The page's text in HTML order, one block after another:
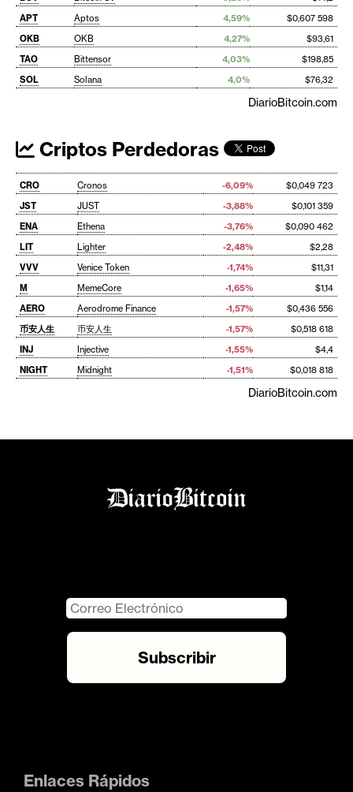
APT
Aptos 4,59%
$0,607 598
OKB
OKB 4,27%
$93,61
TAO
Bittensor 4,03%
$198,85
SOL
Solana 4,0% $76,32
DiarioBitcoin.com
Criptos Perdedoras
CRO Cronos -6,09%
$0,049 723
JST
JUST -3,88%
$0,101 359
ENA
Ethena -3,76%
$0,090 462
LIT
Lighter -2,48%
$2,28
VVV
Venice Token -1,74%
$11,31
M
MemeCore -1,65%
$1,14
AERO
Aerodrome Finance -1,57%
$0,436 556
币安人生
币安人生 -1,57%
$0,518 618
INJ
Injective -1,55%
$4,4
NIGHT
Midnight -1,51% $0,018 818
DiarioBitcoin.com
Enlaces Rápidos